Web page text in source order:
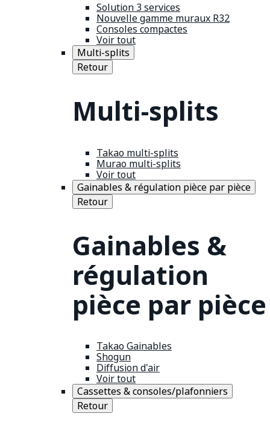
Solution 3 services
Nouvelle gamme muraux R32
Consoles compactes
Voir tout
Multi-splits
Retour
Multi-splits
Takao multi-splits
Murao multi-splits
Voir tout
Gainables & régulation pièce par pièce
Retour
Gainables &
régulation
pièce par pièce
Takao Gainables
Shogun
Diffusion d'air
Voir tout
Cassettes & consoles/plafonniers
Retour